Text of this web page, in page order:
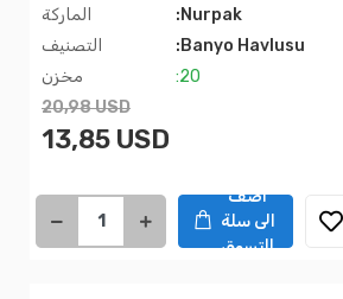
الماركة
:Nurpak
التصنيف
:Banyo Havlusu
مخزن
:20
20,98 USD
13,85 USD
اضف
الى سلة
التسوق